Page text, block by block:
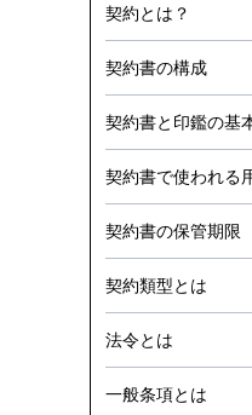
契約とは？
契約書の構成
契約書と印鑑の基
契約書で使われる
契約書の保管期限
契約類型とは
法令とは
一般条項とは